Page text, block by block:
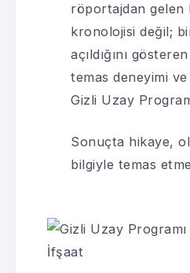
röportajdan gelen
kronolojisi değil;
açıldığını
temas deneyimi
Gizli Uzay
Sonuçta hikaye,
bilgiyle temas